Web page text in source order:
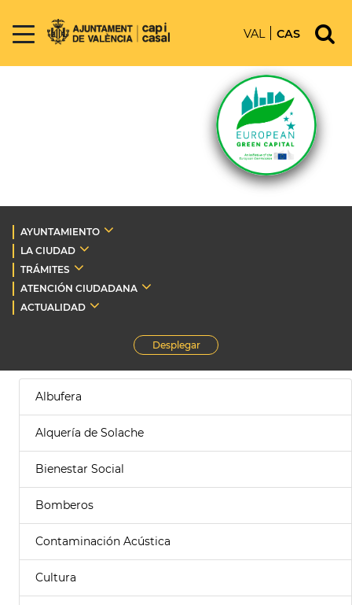
VAL CAS
AYUNTAMIENTO
LA CIUDAD
TRÁMITES
ATENCIÓN CIUDADANA
ACTUALIDAD
Desplegar
Albufera
Alquería de Solache
Bienestar Social
Bomberos
Contaminación Acústica
Cultura